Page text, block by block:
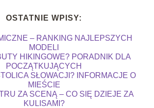
OSTATNIE WPISY:
– RANKING NAJLEPSZYCH
MODELI
HIKINGOWE? PORADNIK DLA
POCZĄTKUJĄCYCH
SŁOWACJI? INFORMACJE O
MIEŚCIE
ZA SCENĄ – CO SIĘ DZIEJE ZA
KULISAMI?